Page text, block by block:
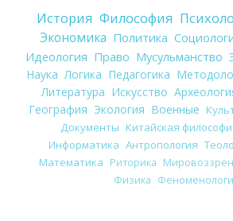
История Философия
Экономика Политика
Идеология Право Мусульманство
Наука Логика Педагогика
Литература Искусство
География Экология Военные
Документы Китайская
Информатика Антропология
Математика Риторика
Физика